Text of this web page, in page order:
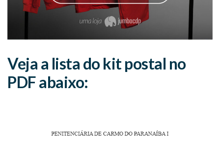
Veja a lista do kit postal no
PDF abaixo: